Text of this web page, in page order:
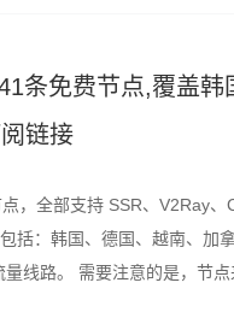
条免费节点,覆盖韩
链接
，全部支持 SSR、V2Ray
括：韩国、德国、越南、加
线路。 需要注意的是，节